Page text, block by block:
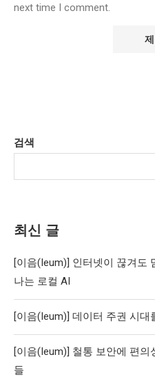
next time I comment.
검색
최신 글
[이음(Ieum)] 인터넷이 끊겨도
나는 로컬 AI
[이음(Ieum)] 데이터 주권 시
[이음(Ieum)] 철통 보안에 편
들